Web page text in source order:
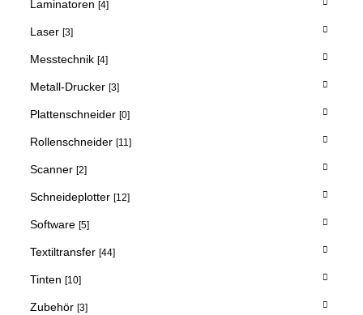
Laminatoren [4]
Laser [3]
Messtechnik [4]
Metall-Drucker [3]
Plattenschneider [0]
Rollenschneider [11]
Scanner [2]
Schneideplotter [12]
Software [5]
Textiltransfer [44]
Tinten [10]
Zubehör [3]